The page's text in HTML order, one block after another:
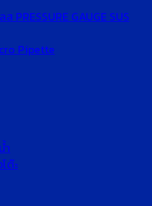
PRESSURE GAUGE SUS
Pipette
ำ
ต๊ะ